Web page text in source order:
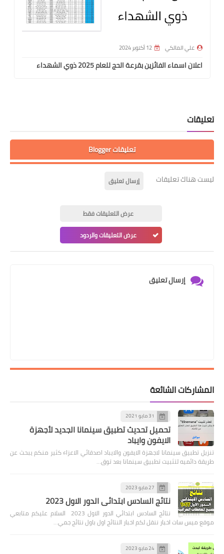
علي المالكي 12 أكتوبر 2024
اعلان اسماء الفائزين بقرعة الحج للعام 2025 ذوي الشهداء
تعليقات
تعليقات Blogger
ليست هناك تعليقات إرسال تعليق
عرض التعليقات فقط
عرض التعليقات والردود
إرسال تعليق
المشاركات الشائعة
31 مايو 2021
تحميل تحديث تطبيق سينمانا الجديد لأجهزة
الايفون وايباد
تنزيل تطبيق سينمانا لاجهزة الايفون والايباد اصدقائي الاعزاء كثير منكم يبحث عن
طريقة دائميه لتثبيت تطبيق سينمانا بعد توق…
27 مايو 2023
نتائج السادس ابتدائي الدور الاول 2023
نتائج السادس ابتدائي الدور الاول 2023 السلام عليكم متابعي
موقع ميس سات اخبار ننقل لكم اخبار النتائج اول باول نتائج جمي…
24 مايو 2023